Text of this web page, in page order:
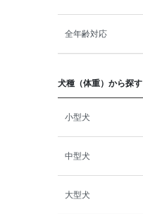
全年齢対応
犬種（体重）から探す
小型犬
中型犬
大型犬